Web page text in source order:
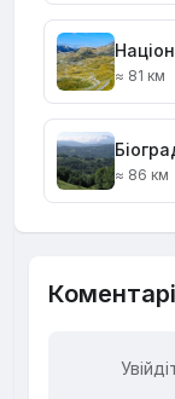
≈ 81 км
≈ 86 км
Коментарі